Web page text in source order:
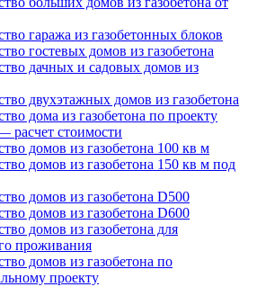
гаража из газобетонных блоков
гостевых домов из газобетона
дачных и садовых домов из
двухэтажных домов из газобетона
дома из газобетона по проекту
расчет стоимости
домов из газобетона 100 кв м
домов из газобетона 150 кв м под
домов из газобетона D500
домов из газобетона D600
домов из газобетона для
проживания
домов из газобетона по
проекту